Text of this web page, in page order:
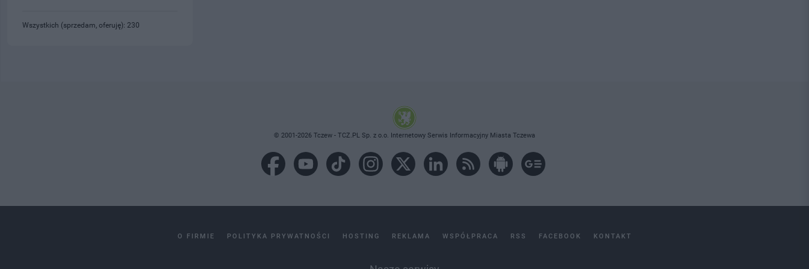
Wszystkich (sprzedam, oferuję): 230
© 2001-2026 Tczew - TCZ.PL Sp. z o.o. Internetowy Serwis Informacyjny Miasta Tczewa
O FIRMIE POLITYKA PRYWATNOŚCI HOSTING REKLAMA WSPÓŁPRACA RSS FACEBOOK KONTAKT